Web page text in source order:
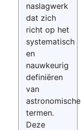
naslagwerk
dat zich
richt op het
systematisch
en
nauwkeurig
definiëren
van
astronomische
termen.
Deze